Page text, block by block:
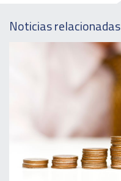
Noticias relacionadas